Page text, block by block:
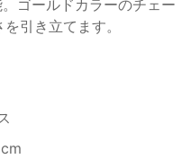
ゴールドカラーのチェー
引き立てます。